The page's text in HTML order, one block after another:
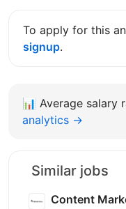
To apply for this
signup.
📊 Average salary
analytics →
Similar jobs
Content